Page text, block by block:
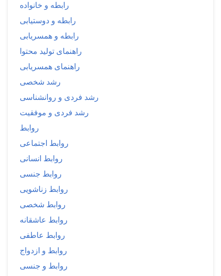
رابطه و خانواده
رابطه و دوستیابی
رابطه و همسریابی
راهنمای تولید محتوا
راهنمای همسریابی
رشد شخصی
رشد فردی و روانشناسی
رشد فردی و موفقیت
روابط
روابط اجتماعی
روابط انسانی
روابط جنسی
روابط زناشویی
روابط شخصی
روابط عاشقانه
روابط عاطفی
روابط و ازدواج
روابط و جنسی